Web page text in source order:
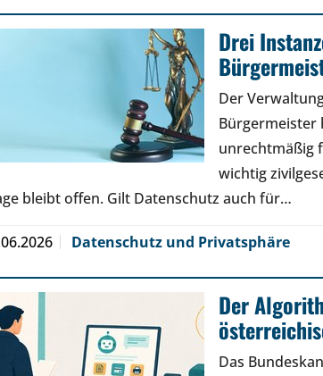
Drei
Der
Bürgermeister
unrechtmäßig
wichtig
bleibt offen. Gilt Datenschutz auch für…
Datenschutz und Privatsphäre
Der
Das